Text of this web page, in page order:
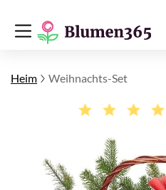
Heim Weihnachts-Set